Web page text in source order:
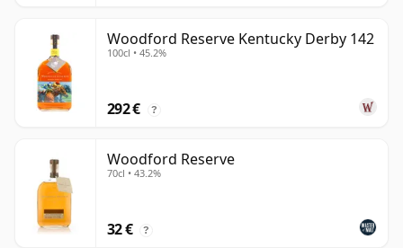
Woodford Reserve Kentucky Derby 142
100cl • 45.2%
292 € ?
Woodford Reserve
70cl • 43.2%
32 € ?